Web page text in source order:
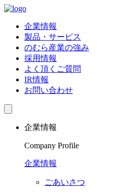
企業情報
製品・サービス
のむら産業の強み
採用情報
よく頂くご質問
IR情報
お問い合わせ
企業情報
Company Profile
企業情報
ごあいさつ